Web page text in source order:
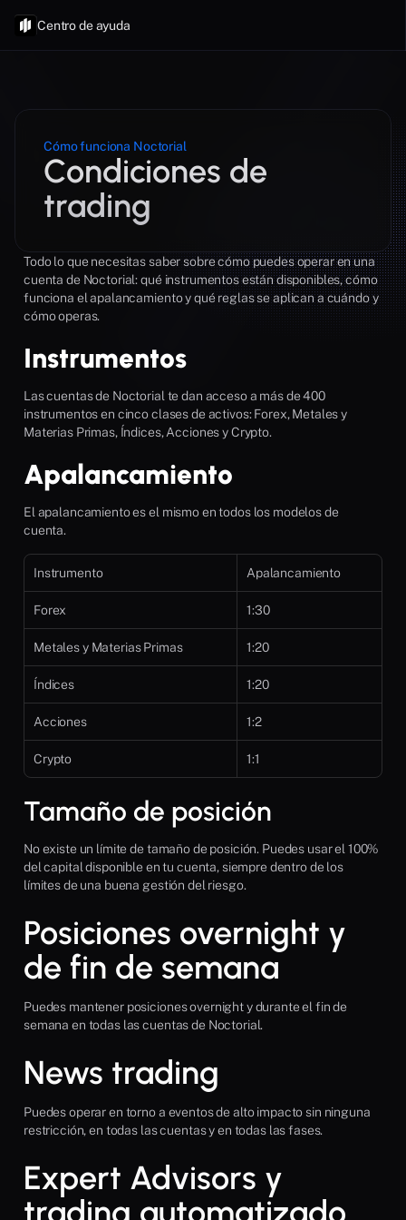
Centro de ayuda
Cómo funciona Noctorial
Condiciones de
trading
Todo lo que necesitas saber sobre cómo puedes operar en una
cuenta de Noctorial: qué instrumentos están disponibles, cómo
funciona el apalancamiento y qué reglas se aplican a cuándo y
cómo operas.
Instrumentos
Las cuentas de Noctorial te dan acceso a más de 400
instrumentos en cinco clases de activos: Forex, Metales y
Materias Primas, Índices, Acciones y Crypto.
Apalancamiento
El apalancamiento es el mismo en todos los modelos de
cuenta.
Instrumento Apalancamiento
Forex 1:30
Metales y Materias Primas 1:20
Índices 1:20
Acciones 1:2
Crypto 1:1
Tamaño de posición
No existe un límite de tamaño de posición. Puedes usar el 100%
del capital disponible en tu cuenta, siempre dentro de los
límites de una buena gestión del riesgo.
Posiciones overnight y
de fin de semana
Puedes mantener posiciones overnight y durante el fin de
semana en todas las cuentas de Noctorial.
News trading
Puedes operar en torno a eventos de alto impacto sin ninguna
restricción, en todas las cuentas y en todas las fases.
Expert Advisors y